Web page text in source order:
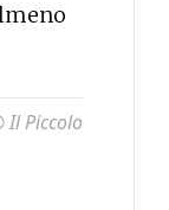
Il Piccolo